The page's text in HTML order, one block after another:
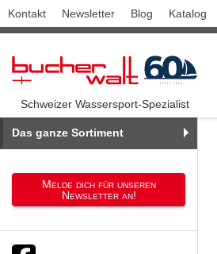
Kontakt Newsletter Blog Katalog
Schweizer Wassersport-Spezialist
Das ganze Sortiment
Melde dich für unseren
Newsletter an!